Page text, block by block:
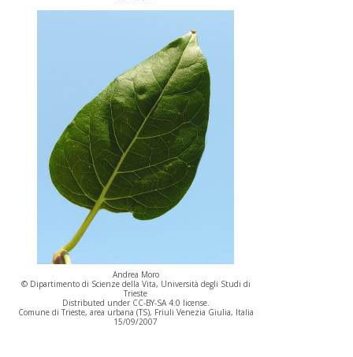
Andrea Moro
© Dipartimento di Scienze della Vita, Università degli Studi di
Trieste
Distributed under CC-BY-SA 4.0 license.
Comune di Trieste, area urbana (TS), Friuli Venezia Giulia, Italia
15/09/2007